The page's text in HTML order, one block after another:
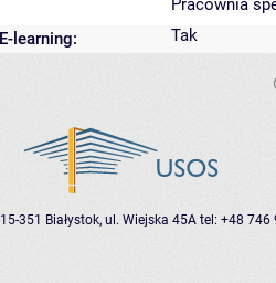
Pracownia
E-learning:
Tak
15-351 Białystok, ul. Wiejska 45A tel: +48 746